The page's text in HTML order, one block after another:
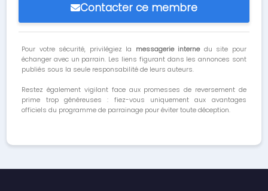
Contacter ce membre
Pour votre sécurité, privilégiez la messagerie internedu site pour
échanger avec un parrain. Les liens figurant dans les annonces sont
publiés sous la seule responsabilité de leurs auteurs.
Restez également vigilant face aux promesses de reversement de
prime trop généreuses : fiez-vous uniquement aux avantages
officiels du programme de parrainage pour éviter toute déception.